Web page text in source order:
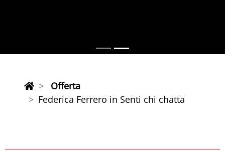
Offerta
Federica Ferrero in Senti chi chatta